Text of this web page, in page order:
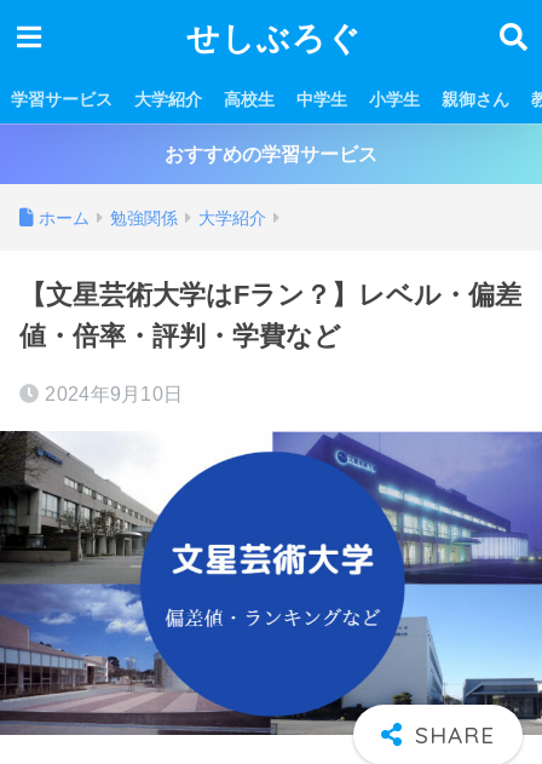
せしぶろぐ
学習サービス 大学紹介 高校生 中学生 小学生 親御さん
おすすめの学習サービス
ホーム 勉強関係 大学紹介
【文星芸術大学はFラン？】レベル・偏差
値・倍率・評判・学費など
2024年9月10日